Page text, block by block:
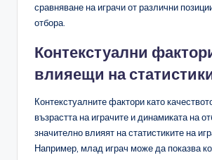
сравняване на играчи от различни
отбора.
Контекстуални
влияещи на
Контекстуалните фактори като
възрастта на играчите и динамиката на
значително влияят на статистиките на
Например, млад играч може да показва